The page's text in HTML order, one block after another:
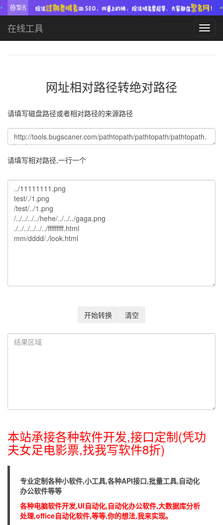
在线工具
网址相对路径转绝对路径
请填写磁盘路径或者相对路径的来源路径
请填写相对路径,一行一个
开始转换 清空
本站承接各种软件开发,接口定制(凭功
夫女足电影票,找我写软件8折)
专业定制各种小软件,小工具,各种API接口,批量工具,自动化
办公软件等等
各种电脑软件开发,UI自动化,自动化办公软件,大数据库分析
处理,office自动化软件,等等,你的想法,我来实现。